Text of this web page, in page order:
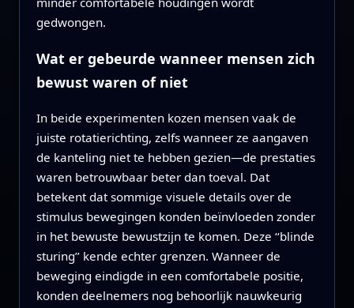
gedwongen.
Wat er gebeurde wanneer mensen zich
bewust waren of niet
In beide experimenten kozen mensen vaak de
juiste rotatierichting, zelfs wanneer ze aangaven
de kanteling niet te hebben gezien—de prestaties
waren betrouwbaar beter dan toeval. Dat
betekent dat sommige visuele details over de
stimulus bewegingen konden beïnvloeden zonder
in het bewuste bewustzijn te komen. Deze ‘‘blinde
sturing’’ kende echter grenzen. Wanneer de
beweging eindigde in een comfortabele positie,
konden deelnemers nog behoorlijk nauwkeurig